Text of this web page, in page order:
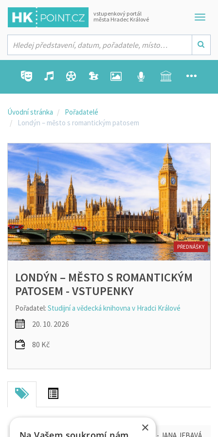
vstupenkový portál
města Hradec Králové
Úvodní stránka
Pořadatelé
Londýn – město s romantickým patosem
LONDÝN – MĚSTO S ROMANTICKÝM
PATOSEM - VSTUPENKY
Pořadatel: Studijní a vědecká knihovna v Hradci Králové
20. 10. 2026
80 Kč
PŘEDNÁŠKY
LONDÝN – MĚSTO S ROMANTICKÝM PATOSEM - JANA JEBAVÁ
×